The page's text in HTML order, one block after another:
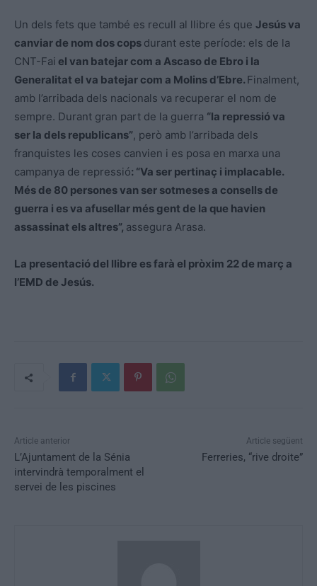
Un dels fets que també es recull al llibre és que Jesús va
canviar de nom dos cops durant este període: els de la
CNT-Fai el van batejar com a Ascaso de Ebro i la
Generalitat el va batejar com a Molins d’Ebre. Finalment,
amb l’arribada dels nacionals va recuperar el nom de
sempre. Durant gran part de la guerra “la repressió va
ser la dels republicans”, però amb l’arribada dels
franquistes les coses canvien i es posa en marxa una
campanya de repressió: “Va ser pertinaç i implacable.
Més de 80 persones van ser sotmeses a consells de
guerra i es va afusellar més gent de la que havien
assassinat els altres”, assegura Arasa.
La presentació del llibre es farà el pròxim 22 de març a
l’EMD de Jesús.
Article anterior
L’Ajuntament de la Sénia
intervindrà temporalment el
servei de les piscines
Article següent
Ferreries, “rive droite”